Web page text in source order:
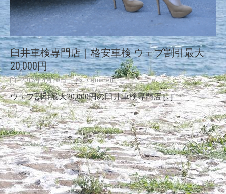
臼井車検専門店｜格安車検 ウェブ割引最大
20,000円
2016年4月10日 Comment
ウェブ割引最大20,000円の臼井車検専門店[...]